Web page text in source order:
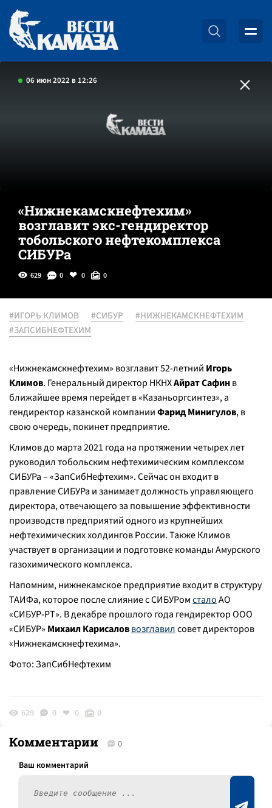
06 июн 2022 в 12:26
«Нижнекамскнефтехим»
возглавит экс-гендиректор
тобольского нефтекомплекса
СИБУРа
629 0 0 0
#ИГОРЬ КЛИМОВ #СИБУР
#НИЖНЕКАМСКНЕФТЕХИМ
#ЗАПСИБНЕФТЕХИМ
«Нижнекамскнефтехим» возглавит 52-летний Игорь
Климов. Генеральный директор НКНХАйрат Сафинв
ближайшее время перейдет в «Казаньоргсинтез», а
гендиректор казанской компанииФарид Минигулов, в
свою очередь, покинет предприятие.
Климов до марта 2021 года на протяжении четырех лет
руководил тобольским нефтехимическим комплексом
СИБУРа – «ЗапСибНефтехим». Сейчас он входит в
правление СИБУРа и занимает должность управляющего
директора, отвечающего за повышение эффективности
производств предприятий одного из крупнейших
нефтехимических холдингов России. Также Климов
участвует в организации и подготовке команды Амурского
газохимического комплекса.
Напомним, нижнекамское предприятие входит в структуру
ТАИФа, которое после слияние с СИБУРомсталоАО
«СИБУР-РТ». В декабре прошлого года гендиректор ООО
«СИБУР» Михаил Карисаловвозглавилсовет директоров
«Нижнекамскнефтехима».
Фото: ЗапСибНефтехим
629 0 0 0
Комментарии 0